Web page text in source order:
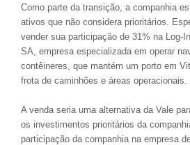
Como parte da transição, a companhia
ativos que não considera prioritários.
vender sua participação de 31% na Log-
SA, empresa especializada em operar
contêineres, que mantém um porto em
frota de caminhões e áreas operacionais.
A venda seria uma alternativa da Vale
os investimentos prioritários da
participação da companhia na empresa